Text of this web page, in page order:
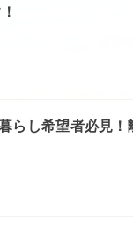
らし希望者必見！